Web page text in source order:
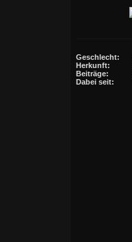
Geschlecht:
Herkunft:
Beiträge:
Dabei seit: